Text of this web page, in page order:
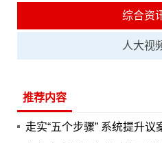
综合资
人大视
推荐内容
走实“五个步骤” 系统提升议